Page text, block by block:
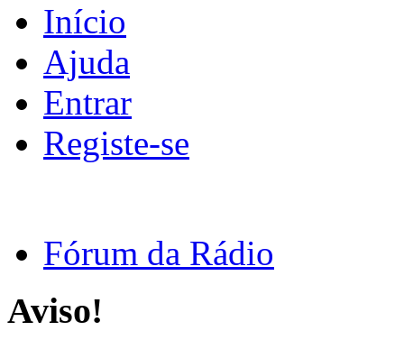
Início
Ajuda
Entrar
Registe-se
Fórum da Rádio
Aviso!